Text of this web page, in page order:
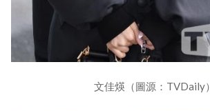
文佳煐（圖源：TVDaily）